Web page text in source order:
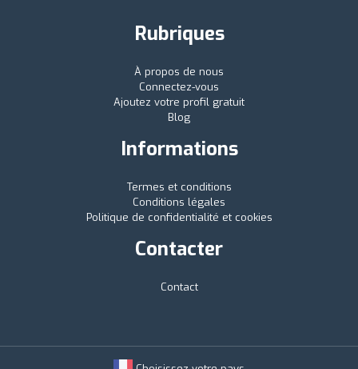
Rubriques
À propos de nous
Connectez-vous
Ajoutez votre profil gratuit
Blog
Informations
Termes et conditions
Conditions légales
Politique de confidentialité et cookies
Contacter
Contact